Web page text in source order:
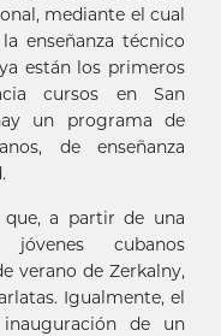
mediante el cual
enseñanza técnico
están los primeros
cursos en San
un programa de
de enseñanza
que, a partir de una
cubanos
verano de Zerkalny,
Igualmente, el
de un